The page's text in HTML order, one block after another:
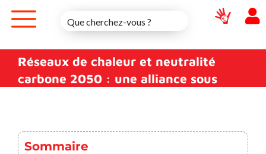
content
Réseaux de chaleur et neutralité
carbone 2050 : une alliance sous
Sommaire